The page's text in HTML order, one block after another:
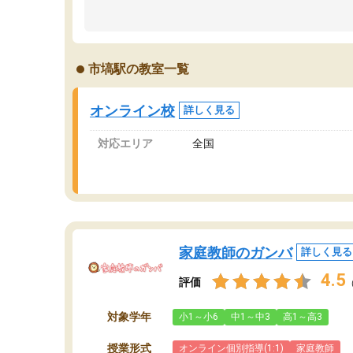
い
市塙駅の教室一覧
オンライン校 詳しく見る
対応エリア 全国
家庭教師のガンバ 詳しく見る
評価 4.5
対象学年 小1～小6 中1～中3 高1～高3
授業形式 オンライン個別指導(1:1) 家庭教師